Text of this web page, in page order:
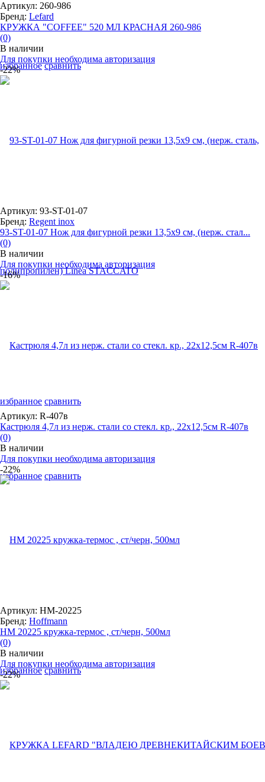
избранное сравнить
Артикул: 260-986
Бренд: Lefard
КРУЖКА "COFFEE" 520 МЛ КРАСНАЯ 260-986
(0)
В наличии
Для покупки необходима авторизация
-22%
избранное сравнить
Артикул: 93-ST-01-07
Бренд: Regent inox
93-ST-01-07 Нож для фигурной резки 13,5х9 см, (нерж. стал...
(0)
В наличии
Для покупки необходима авторизация
-16%
избранное сравнить
Артикул: R-407в
Кастрюля 4,7л из нерж. стали со стекл. кр., 22х12,5см R-407в
(0)
В наличии
Для покупки необходима авторизация
-22%
избранное сравнить
Артикул: HM-20225
Бренд: Hoffmann
НМ 20225 кружка-термос , ст/черн, 500мл
(0)
В наличии
Для покупки необходима авторизация
-22%